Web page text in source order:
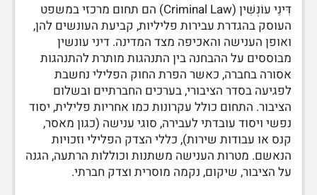
דִּינֵי עוֹנְשִׁין (Criminal Law) הם תחום מרכזי במשפט
העוסק בהגדרת עבירות פליליות, קביעת העונשים להן,
ואופן הענישה והאכיפה מצד המדינה. דיני עונשין
מבוססים על ההבחנה בין התנהגות מותרת להתנהגות
אסורה בחברה, כאשר הפרת החוק הפלילי נחשבת
לפגיעה בסדר הציבורי, בערכים החברתיים ובשלום
הציבור. התחום כולל עקרונות כמו אחריות פלילית, יסוד
נפשי ויסוד עובדתי לעבירה, סוגי ענישה (כגון מאסר,
קנס או עבודות שירות), כללי הצדק הפלילי וזכויות
הנאשם. מטרות הענישה משתנות וכוללות הרתעה, הגנה
על הציבור, שיקום, נקמה מוסרית וצדק חברתי.